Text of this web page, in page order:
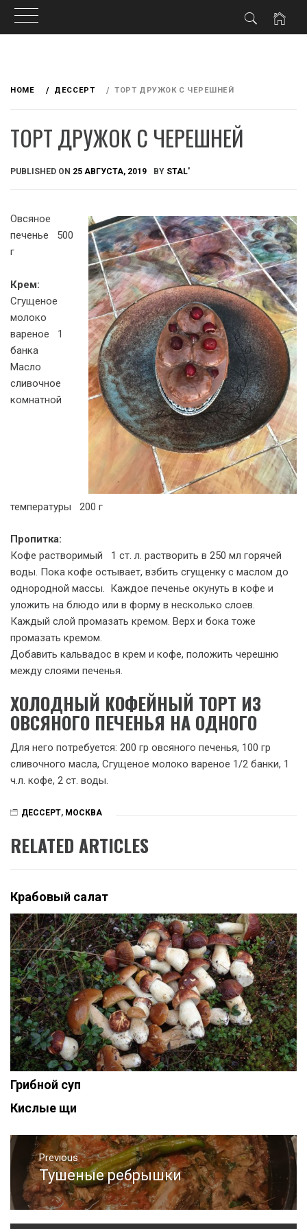
HOME ДЕССЕРТ ТОРТ ДРУЖОК С ЧЕРЕШНЕЙ
ТОРТ ДРУЖОК С ЧЕРЕШНЕЙ
PUBLISHED ON 25 АВГУСТА, 2019 BY STAL'
Овсяное
печенье 500
г
Крем:
Сгущеное
молоко
вареное 1
банка
Масло
сливочное
комнатной
температуры 200 г
Пропитка:
Кофе растворимый 1 ст. л. растворить в 250 мл горячей
воды. Пока кофе остывает, взбить сгущенку с маслом до
однородной массы. Каждое печенье окунуть в кофе и
уложить на блюдо или в форму в несколько слоев.
Каждый слой промазать кремом. Верх и бока тоже
промазать кремом.
Добавить кальвадос в крем и кофе, положить черешню
между слоями печенья.
ХОЛОДНЫЙ КОФЕЙНЫЙ ТОРТ ИЗ
ОВСЯНОГО ПЕЧЕНЬЯ НА ОДНОГО
Для него потребуется: 200 гр овсяного печенья, 100 гр
сливочного масла, Сгущеное молоко вареное 1/2 банки, 1
ч.л. кофе, 2 ст. воды.
ДЕССЕРТ, МОСКВА
RELATED ARTICLES
Крабовый салат
Грибной суп
Кислые щи
Навигация
по
записям
Previous
Previous
post:
Тушеные ребрышки